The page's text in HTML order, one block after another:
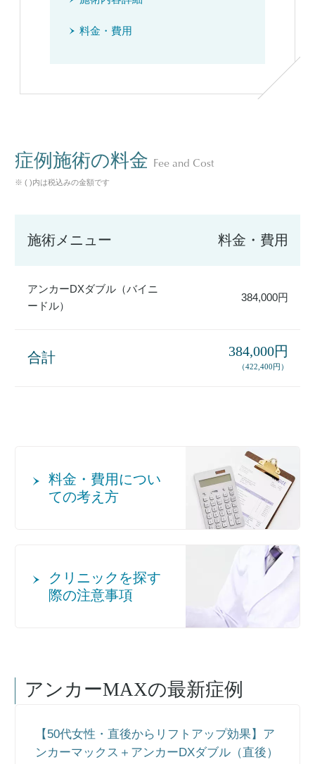
料金・費用
症例施術の料金 Fee and Cost
※ ( )内は税込みの金額です
施術メニュー 料金・費用
アンカーDXダブル（バイニ
ードル）
384,000円
合計 384,000円
（422,400円）
料金・費用につい
ての考え方
クリニックを探す
際の注意事項
アンカーMAXの最新症例
【50代女性・直後からリフトアップ効果】ア
ンカーマックス＋アンカーDXダブル（直後）